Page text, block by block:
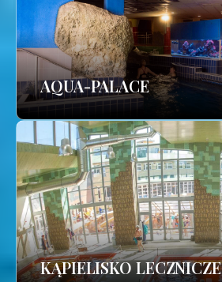
AQUA-PALACE
KĄPIELISKO LECZNICZE